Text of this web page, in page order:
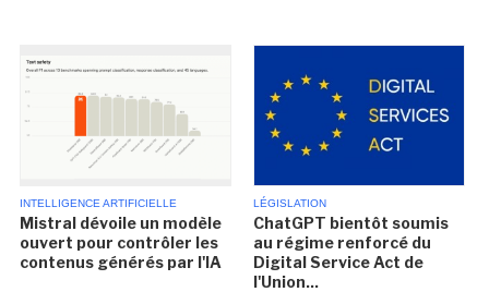
INTELLIGENCE ARTIFICIELLE
Mistral dévoile un modèle
ouvert pour contrôler les
contenus générés par l'IA
LÉGISLATION
ChatGPT bientôt soumis
au régime renforcé du
Digital Service Act de
l'Union...